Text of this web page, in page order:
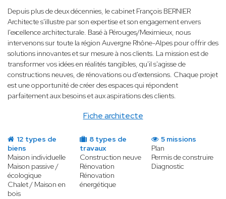
Fiche architecte
Depuis plus de deux décennies, le cabinet François BERNIER
Architecte s'illustre par son expertise et son engagement envers
l'excellence architecturale. Basé à Pérouges/Meximieux, nous
intervenons sur toute la région Auvergne Rhône-Alpes pour offrir des
solutions innovantes et sur mesure à nos clients. La mission est de
transformer vos idées en réalités tangibles, qu'il s'agisse de
constructions neuves, de rénovations ou d'extensions. Chaque projet
est une opportunité de créer des espaces qui répondent
parfaitement aux besoins et aux aspirations des clients.
12 types de
biens
Maison individuelle
Maison passive /
écologique
Chalet / Maison en
bois
8 types de
travaux
Construction neuve
Rénovation
Rénovation
énergétique
5 missions
Plan
Permis de construire
Diagnostic